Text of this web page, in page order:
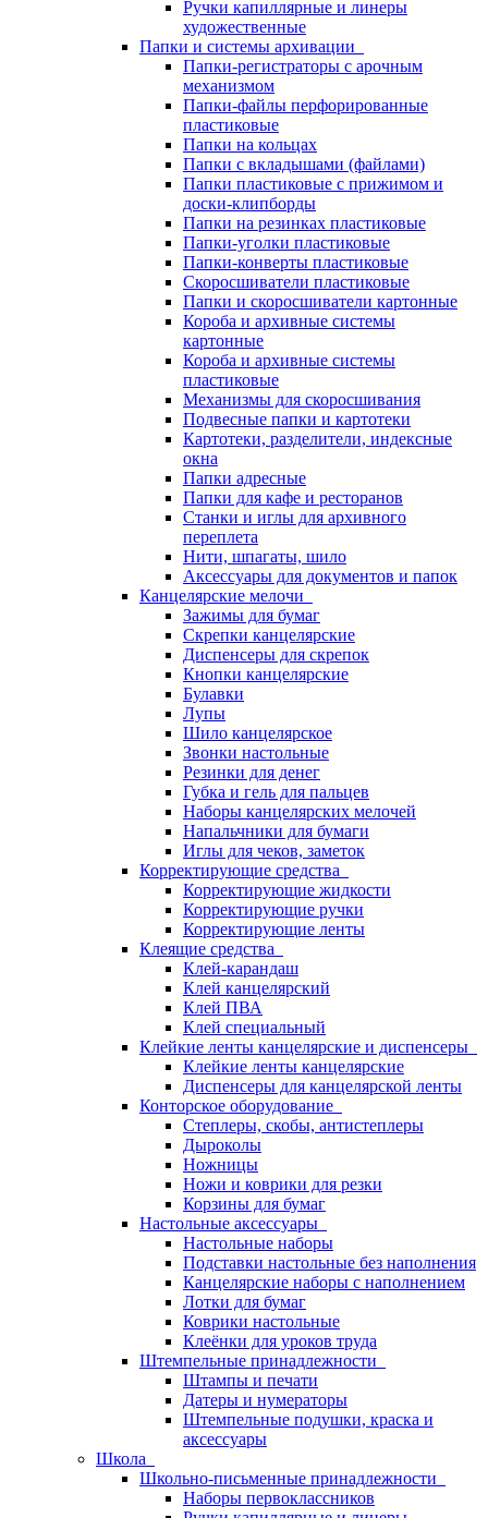
Ручки капиллярные и линеры
художественные
Папки и системы архивации
Папки-регистраторы с арочным
механизмом
Папки-файлы перфорированные
пластиковые
Папки на кольцах
Папки с вкладышами (файлами)
Папки пластиковые с прижимом и
доски-клипборды
Папки на резинках пластиковые
Папки-уголки пластиковые
Папки-конверты пластиковые
Скоросшиватели пластиковые
Папки и скоросшиватели картонные
Короба и архивные системы
картонные
Короба и архивные системы
пластиковые
Механизмы для скоросшивания
Подвесные папки и картотеки
Картотеки, разделители, индексные
окна
Папки адресные
Папки для кафе и ресторанов
Станки и иглы для архивного
переплета
Нити, шпагаты, шило
Аксессуары для документов и папок
Канцелярские мелочи
Зажимы для бумаг
Скрепки канцелярские
Диспенсеры для скрепок
Кнопки канцелярские
Булавки
Лупы
Шило канцелярское
Звонки настольные
Резинки для денег
Губка и гель для пальцев
Наборы канцелярских мелочей
Напальчники для бумаги
Иглы для чеков, заметок
Корректирующие средства
Корректирующие жидкости
Корректирующие ручки
Корректирующие ленты
Клеящие средства
Клей-карандаш
Клей канцелярский
Клей ПВА
Клей специальный
Клейкие ленты канцелярские и диспенсеры
Клейкие ленты канцелярские
Диспенсеры для канцелярской ленты
Конторское оборудование
Степлеры, скобы, антистеплеры
Дыроколы
Ножницы
Ножи и коврики для резки
Корзины для бумаг
Настольные аксессуары
Настольные наборы
Подставки настольные без наполнения
Канцелярские наборы с наполнением
Лотки для бумаг
Коврики настольные
Клеёнки для уроков труда
Штемпельные принадлежности
Штампы и печати
Датеры и нумераторы
Штемпельные подушки, краска и
аксессуары
Школа
Школьно-письменные принадлежности
Наборы первоклассников